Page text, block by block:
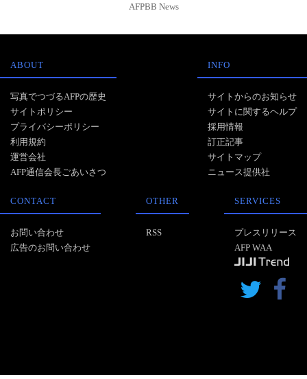
AFPBB News
ABOUT
写真でつづるAFPの歴史
サイトポリシー
プライバシーポリシー
利用規約
運営会社
AFP通信会長ごあいさつ
INFO
サイトからのお知らせ
サイトに関するヘルプ
採用情報
訂正記事
サイトマップ
ニュース提供社
CONTACT
お問い合わせ
広告のお問い合わせ
OTHER
RSS
SERVICES
プレスリリース
AFP WAA